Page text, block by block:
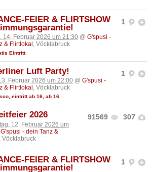
1
FEIER & FLIRTSHOW
14. Februar 2026 um 21:30 @ G'spusi -
& Flirtlokal , Vöcklabruck
Eintritt
1
Luft Party!
Februar 2026 um 22:00 @ G'spusi -
& Flirtlokal , Vöcklabruck
, eintritt ab 16, ab 16
91569 307
2026
12. Februar 2026 um
G'spusi - dein Tanz &
, Vöcklabruck
1
FEIER & FLIRTSHOW